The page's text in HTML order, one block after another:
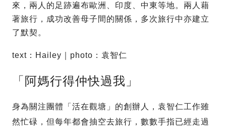
來，兩人的足跡遍布歐洲、印度、中東等地。兩人藉
著旅行，成功改善母子間的關係，多次旅行中亦建立
了默契。
text：Hailey｜photo：袁智仁
「阿媽行得仲快過我」
身為關注團體「活在觀塘」的創辦人，袁智仁工作雖
然忙碌，但每年都會抽空去旅行，數數手指已經走過